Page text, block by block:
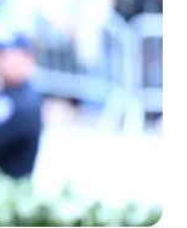
pode
de
processo
Saúde e de